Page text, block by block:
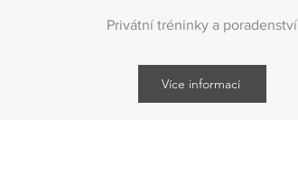
Privátní tréninky a poradenství
Více informací